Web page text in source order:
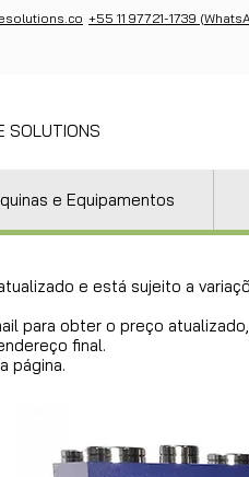
+55 11 97721-1739
SOLUTIONS
e Equipamentos
e está sujeito a
para obter o preço
final.
página.